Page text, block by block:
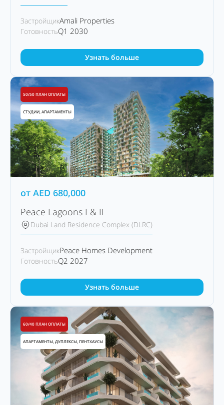
ЗастройщикAmali Properties
ГотовностьQ1 2030
Узнать больше
50/50 ПЛАН ОПЛАТЫ
СТУДИИ, АПАРТАМЕНТЫ
от AED 680,000
Peace Lagoons I & II
Dubai Land Residence Complex (DLRC)
ЗастройщикPeace Homes Development
ГотовностьQ2 2027
Узнать больше
60/40 ПЛАН ОПЛАТЫ
АПАРТАМЕНТЫ, ДУПЛЕКСЫ, ПЕНТХАУСЫ